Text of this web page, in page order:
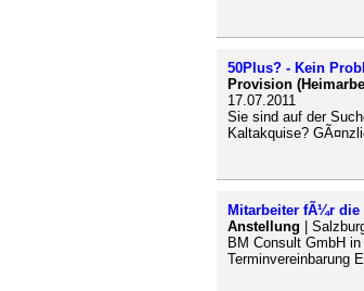
50Plus? - Kein
Provision
17.07.2011
Sie sind auf der
Kaltakquise?
Mitarbeiter fÃ¼r die
Anstellung |
BM Consult GmbH
Terminvereinbarung